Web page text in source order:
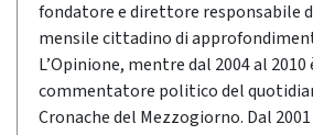
fondatore e direttore responsabile
mensile cittadino di
L’Opinione, mentre dal 2004 al
commentatore politico del
Cronache del Mezzogiorno. Dal